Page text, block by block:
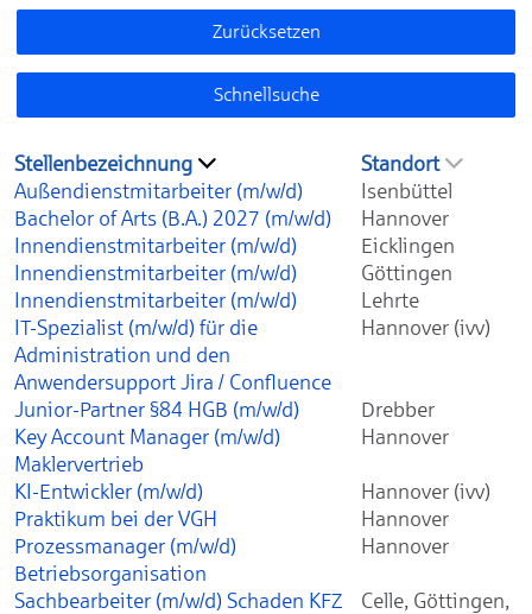
Zurücksetzen
Schnellsuche
Stellenbezeichnung
Standort
Außendienstmitarbeiter (m/w/d)
Isenbüttel
Bachelor of Arts (B.A.) 2027 (m/w/d)
Hannover
Innendienstmitarbeiter (m/w/d)
Eicklingen
Innendienstmitarbeiter (m/w/d)
Göttingen
Innendienstmitarbeiter (m/w/d)
Lehrte
IT-Spezialist (m/w/d) für die
Administration und den
Anwendersupport Jira / Confluence
Hannover (ivv)
Junior-Partner §84 HGB (m/w/d)
Drebber
Key Account Manager (m/w/d)
Maklervertrieb
Hannover
KI-Entwickler (m/w/d)
Hannover (ivv)
Praktikum bei der VGH
Hannover
Prozessmanager (m/w/d)
Betriebsorganisation
Hannover
Sachbearbeiter (m/w/d) Schaden KFZ
Celle, Göttingen,